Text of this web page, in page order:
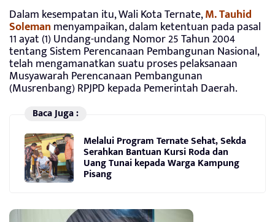
Dalam kesempatan itu, Wali Kota Ternate,M. Tauhid
Soleman menyampaikan, dalam ketentuan pada pasal
11 ayat (1) Undang-undang Nomor 25 Tahun 2004
tentang Sistem Perencanaan Pembangunan Nasional,
telah mengamanatkan suatu proses pelaksanaan
Musyawarah Perencanaan Pembangunan
(Musrenbang) RPJPD kepada Pemerintah Daerah.
Baca Juga :
Melalui Program Ternate Sehat, Sekda
Serahkan Bantuan Kursi Roda dan
Uang Tunai kepada Warga Kampung
Pisang